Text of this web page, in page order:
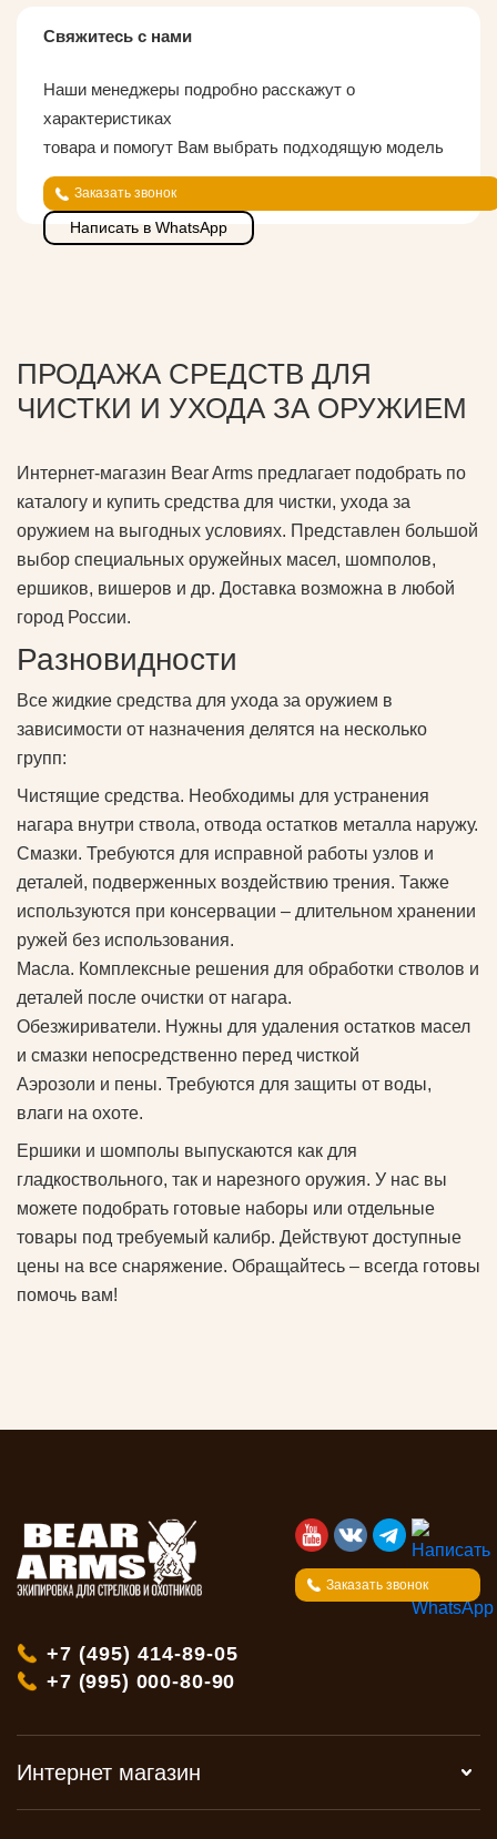
Свяжитесь с нами
Наши менеджеры подробно расскажут о
характеристиках
товара и помогут Вам выбрать подходящую модель
Заказать звонок
Написать в WhatsApp
ПРОДАЖА СРЕДСТВ ДЛЯ
ЧИСТКИ И УХОДА ЗА ОРУЖИЕМ
Интернет-магазин Bear Arms предлагает подобрать по
каталогу и купить средства для чистки, ухода за
оружием на выгодных условиях. Представлен большой
выбор специальных оружейных масел, шомполов,
ершиков, вишеров и др. Доставка возможна в любой
город России.
Разновидности
Все жидкие средства для ухода за оружием в
зависимости от назначения делятся на несколько
групп:
Чистящие средства. Необходимы для устранения
нагара внутри ствола, отвода остатков металла наружу.
Смазки. Требуются для исправной работы узлов и
деталей, подверженных воздействию трения. Также
используются при консервации – длительном хранении
ружей без использования.
Масла. Комплексные решения для обработки стволов и
деталей после очистки от нагара.
Обезжириватели. Нужны для удаления остатков масел
и смазки непосредственно перед чисткой
Аэрозоли и пены. Требуются для защиты от воды,
влаги на охоте.
Ершики и шомполы выпускаются как для
гладкоствольного, так и нарезного оружия. У нас вы
можете подобрать готовые наборы или отдельные
товары под требуемый калибр. Действуют доступные
цены на все снаряжение. Обращайтесь – всегда готовы
помочь вам!
Заказать звонок
+7 (495) 414-89-05
+7 (995) 000-80-90
Интернет магазин